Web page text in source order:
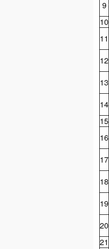
9
10
11
12
13
14
15
16
17
18
19
20
21